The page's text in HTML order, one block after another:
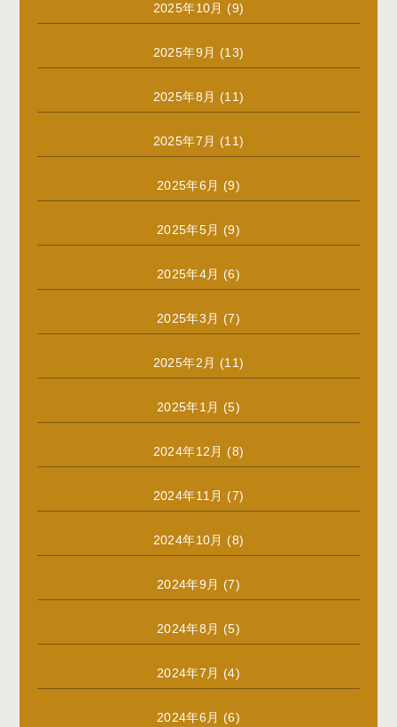
2025年10月 (9)
2025年9月 (13)
2025年8月 (11)
2025年7月 (11)
2025年6月 (9)
2025年5月 (9)
2025年4月 (6)
2025年3月 (7)
2025年2月 (11)
2025年1月 (5)
2024年12月 (8)
2024年11月 (7)
2024年10月 (8)
2024年9月 (7)
2024年8月 (5)
2024年7月 (4)
2024年6月 (6)